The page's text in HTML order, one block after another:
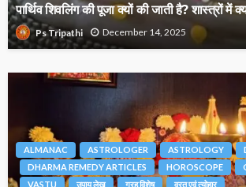
पार्थिव शिवलिंग की पूजा क्यों की जाती है? शास्त्रों में
Ps Tripathi December 14, 2025
ALMANAC ASTROLOGER ASTROLOGY
DHARMA REMEDY ARTICLES
HOROSCOPE
VASTU
उपाय लेख ग्रह विशेष व्रत एवं त्योहार